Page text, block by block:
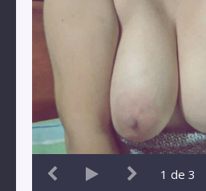
1 de 3